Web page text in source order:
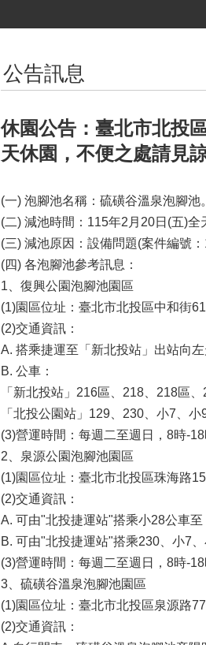
公告訊息
休園公告：臺北市北投
天休園，不便之處請見諒
(一) 泡腳池名稱：硫磺谷溫泉泡腳池。
(二) 減池時間：115年2月20日(五)全
(三) 減池原因：設備問題(案件編號：
(四) 各泡腳池參考訊息：
1、復興公園泡腳池園區
(1)園區位址：臺北市北投區中和街
(2)交通資訊：
A. 搭乘捷運至「新北投站」出站向左
B. 公車：
「新北投站」216區、218、218區
「北投公園站」129、230、小7、小
(3)營運時間：每週二至週日，8時-
2、泉源公園泡腳池園區
(1)園區位址：臺北市北投區珠海路
(2)交通資訊：
A. 可由"北投捷運站"搭乘小28公車至
B. 可由"北投捷運站"搭乘230、小7
(3)營運時間：每週二至週日，8時-
3、硫磺谷溫泉泡腳池園區
(1)園區位址：臺北市北投區泉源路
(2)交通資訊：